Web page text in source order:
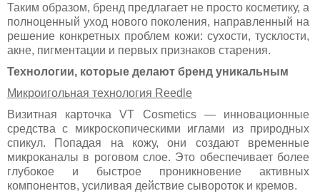
Таким образом, бренд предлагает не просто косметику, а
полноценный уход нового поколения, направленный на
решение конкретных проблем кожи: сухости, тусклости,
акне, пигментации и первых признаков старения.
Технологии, которые делают бренд уникальным
Микроигольная технология Reedle
Визитная карточка VT Cosmetics — инновационные
средства с микроскопическими иглами из природных
спикул. Попадая на кожу, они создают временные
микроканалы в роговом слое. Это обеспечивает более
глубокое и быстрое проникновение активных
компонентов, усиливая действие сывороток и кремов.